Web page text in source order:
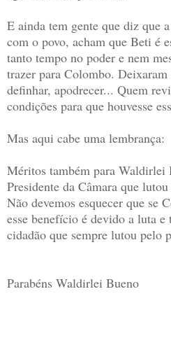
E ainda tem gente que diz que
com o povo, acham que Beti é
tanto tempo no poder e nem
trazer para Colombo.
definhar, apodrecer... Quem
condições para que houvesse
Mas aqui cabe uma lembrança:
Méritos também para Waldirlei
Presidente da Câmara que
Não devemos esquecer que se
esse benefício é devido a luta e
cidadão que sempre lutou pelo
Parabéns Waldirlei Bueno